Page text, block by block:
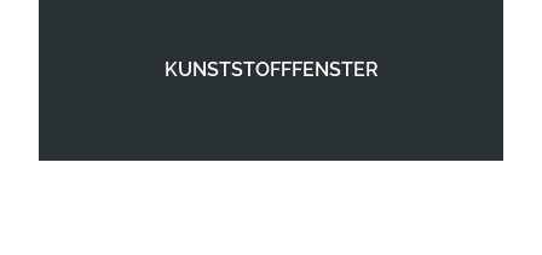
KUNSTSTOFFFENSTER